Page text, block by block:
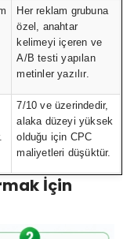
Her reklam grubuna
özel, anahtar
kelimeyi içeren ve
A/B testi yapılan
metinler yazılır.
7/10 ve üzerindedir,
alaka düzeyi yüksek
olduğu için CPC
maliyetleri düşüktür.
İçin